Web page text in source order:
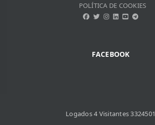
POLÍTICA DE COOKIES
FACEBOOK
Logados 4 Visitantes 3324501